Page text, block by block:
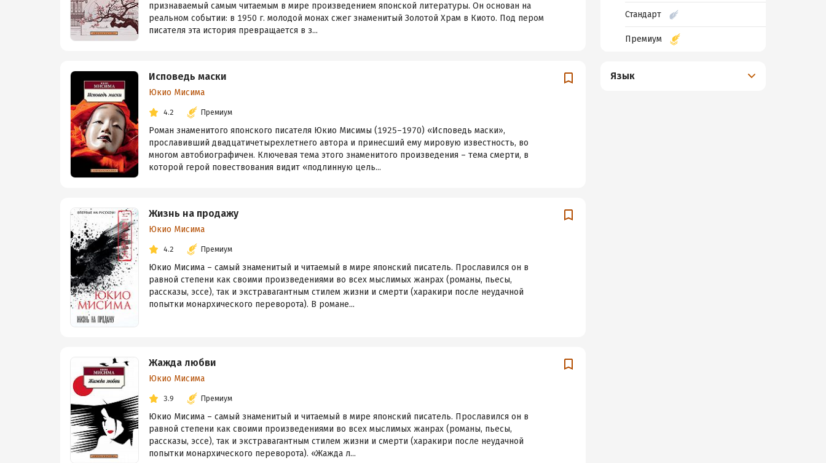
признаваемый самым читаемым в мире произведением японской литературы. Он основан на
реальном событии: в 1950 г. молодой монах сжег знаменитый Золотой Храм в Киото. Под пером
писателя эта история превращается в з...
Исповедь маски
Юкио Мисима
4.2 Премиум
Роман знаменитого японского писателя Юкио Мисимы (1925–1970) «Исповедь маски»,
прославивший двадцатичетырехлетнего автора и принесший ему мировую известность, во
многом автобиографичен. Ключевая тема этого знаменитого произведения – тема смерти, в
которой герой повествования видит «подлинную цель...
Жизнь на продажу
Юкио Мисима
4.2 Премиум
Юкио Мисима – самый знаменитый и читаемый в мире японский писатель. Прославился он в
равной степени как своими произведениями во всех мыслимых жанрах (романы, пьесы,
рассказы, эссе), так и экстравагантным стилем жизни и смерти (харакири после неудачной
попытки монархического переворота). В романе...
Жажда любви
Юкио Мисима
3.9 Премиум
Юкио Мисима – самый знаменитый и читаемый в мире японский писатель. Прославился он в
равной степени как своими произведениями во всех мыслимых жанрах (романы, пьесы,
рассказы, эссе), так и экстравагантным стилем жизни и смерти (харакири после неудачной
попытки монархического переворота). «Жажда л...
Стандарт
Премиум
Язык